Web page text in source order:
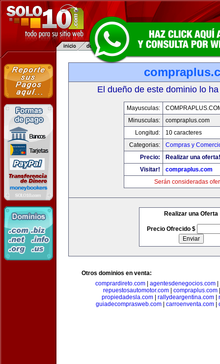
El dueño de este dominio lo
Mayusculas:
Minusculas:
compraplus.com
Longitud:
10 caracteres
Categorias:
Compras y
Precio:
Realizar una oferta!
Visitar!
compraplus.com
Serán consideradas
Realizar una Oferta
Precio Ofrecido $
Otros dominios en venta:
comprardireto.com| agentesdenegocios.com|
repuestosautomotor.com
compraplus.com
propiedadesla.com| rallydeargentina.com|
guiadecomprasweb.com
carroenventa.com